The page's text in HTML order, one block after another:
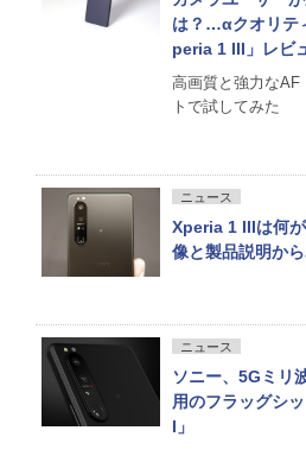
は？…αクオリ
peria 1 III」レビ
高画質と強力な
トで試してみた
ニュース
Xperia 1 IIIは何
像と製品説明か
ニュース
ソニー、5Gミリ
用のフラッグシ
I」